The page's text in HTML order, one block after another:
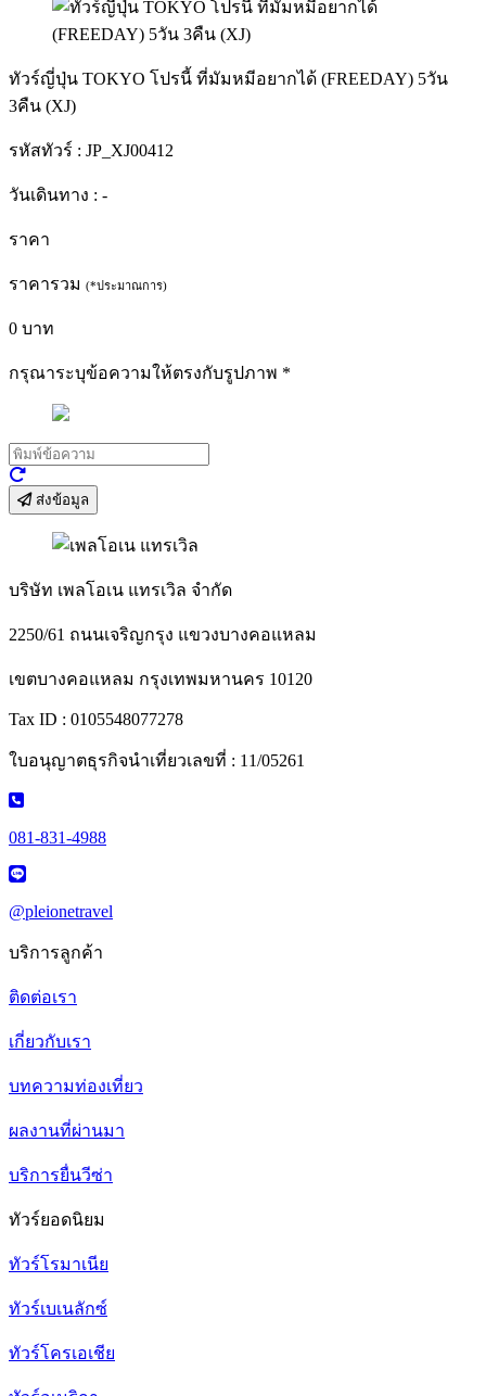
ทัวร์ญี่ปุ่น TOKYO โปรนี้ ที่มัมหมีอยากได้ (FREEDAY) 5วัน
3คืน (XJ)
รหัสทัวร์ : JP_XJ00412
วันเดินทาง : -
ราคา
ราคารวม (*ประมาณการ)
0 บาท
กรุณาระบุข้อความให้ตรงกับรูปภาพ *
ส่งข้อมูล
บริษัท เพลโอเน แทรเวิล จำกัด
2250/61 ถนนเจริญกรุง แขวงบางคอแหลม
เขตบางคอแหลม กรุงเทพมหานคร 10120
Tax ID : 0105548077278
ใบอนุญาตธุรกิจนำเที่ยวเลขที่ : 11/05261
081-831-4988
@pleionetravel
บริการลูกค้า
ติดต่อเรา
เกี่ยวกับเรา
บทความท่องเที่ยว
ผลงานที่ผ่านมา
บริการยื่นวีซ่า
ทัวร์ยอดนิยม
ทัวร์โรมาเนีย
ทัวร์เบเนลักซ์
ทัวร์โครเอเชีย